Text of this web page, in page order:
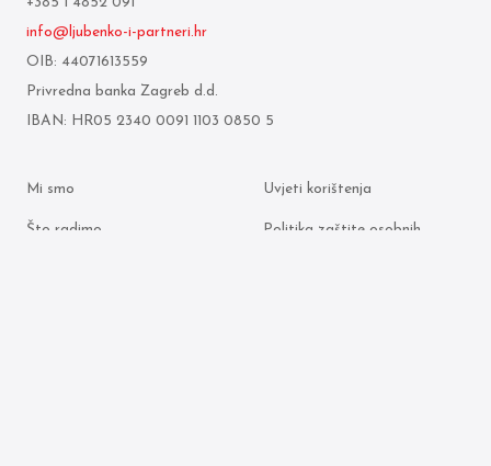
info@ljubenko-i-partneri.hr
OIB: 44071613559
Privredna banka Zagreb d.d.
IBAN: HR05 2340 0091 1103 0850 5
Mi smo
Što radimo
Uvjeti korištenja
Politika zaštite osobnih